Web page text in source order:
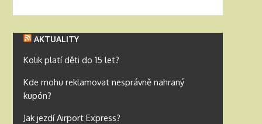
AKTUALITY
Kolik platí děti do 15 let?
Kde mohu reklamovat nesprávně nahraný
kupón?
Jak jezdí Airport Express?